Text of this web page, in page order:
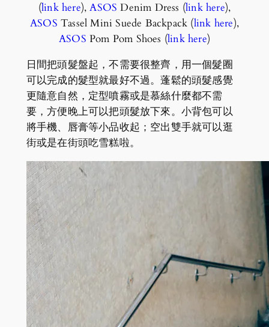
(link here),ASOS Denim Dress (link here),
ASOS Tassel Mini Suede Backpack (link here),
ASOS Pom Pom Shoes (link here)
日間把頭髮盤起，不需要很整齊，用一個髮圈
可以完成的髮型就最好不過。蓬鬆的頭髮感覺
更隨意自然，定型噴霧或是慕絲什麼都不需
要，方便晚上可以把頭髮放下來。小背包可以
將手機、唇膏等小品收起；空出雙手就可以逛
街或是在街頭吃雪糕啦。